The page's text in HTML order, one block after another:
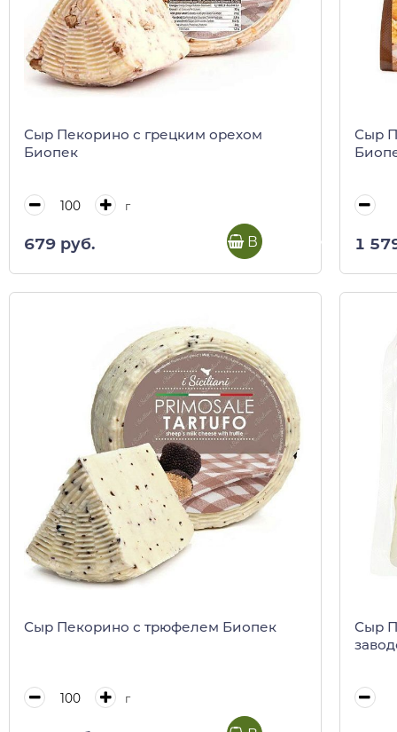
Сыр Пекорино с грецким орехом
Биопек
г
679 руб. В корзину
Сыр
1
Сыр Пекорино с трюфелем Биопек
г
Сыр